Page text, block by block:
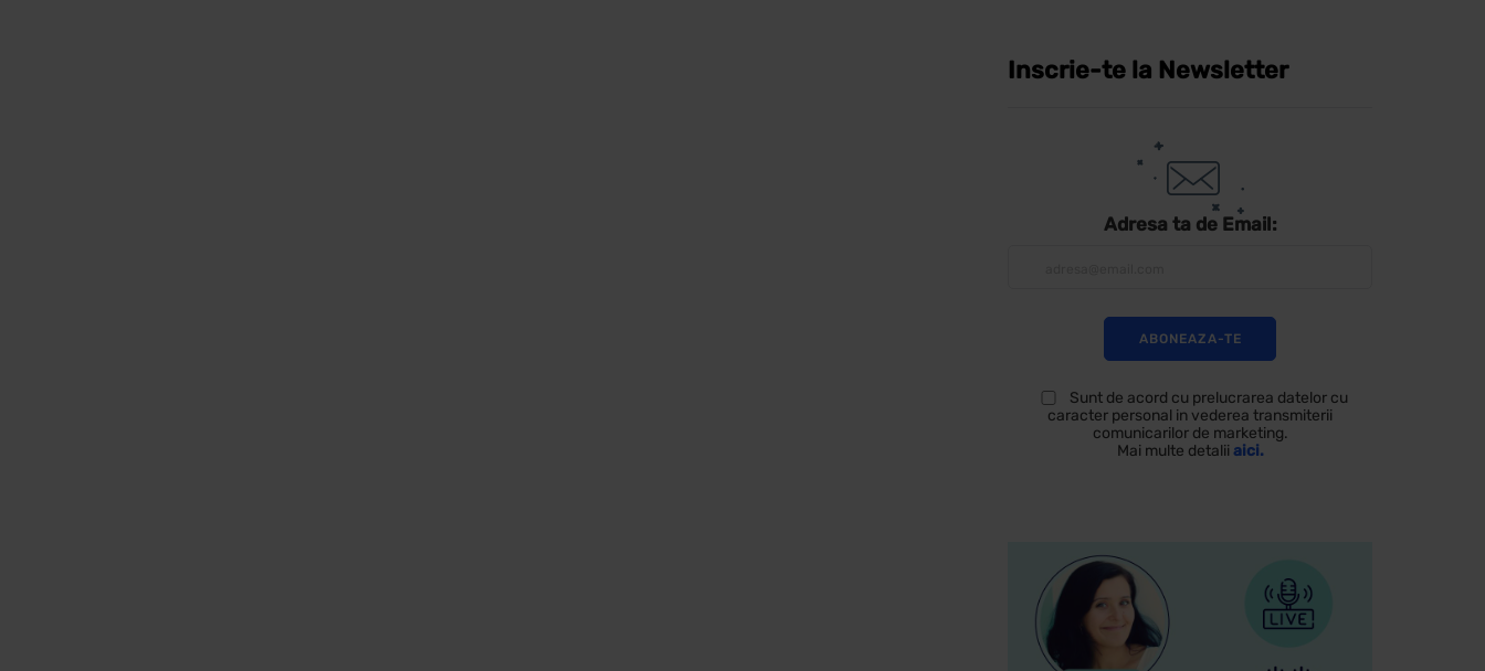
Inscrie-te la Newsletter
Adresa ta de Email:
Sunt de acord cu prelucrarea datelor cu
caracter personal in vederea transmiterii
comunicarilor de marketing.
Mai multe detalii aici.